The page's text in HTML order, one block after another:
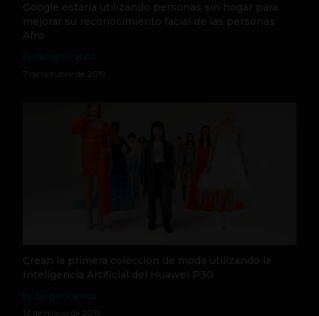
Google estaría utilizando personas sin hogar para
mejorar su reconocimiento facial de las personas
Afro
7 de octubre de 2019
Crean la primera colección de moda utilizando la
Inteligencia Artificial del Huawei P30
13 de mayo de 2019